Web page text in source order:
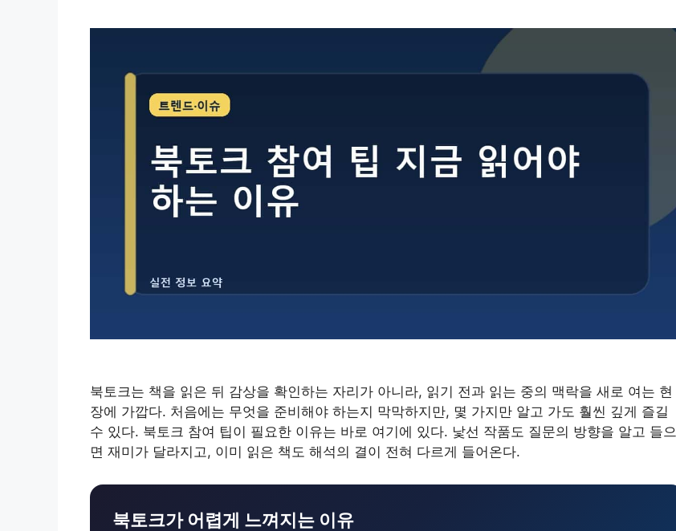
북토크는 책을 읽은 뒤 감상을 확인하는 자리가 아니라, 읽기 전과 읽는 중의 맥락을 새로 여는 현
장에 가깝다. 처음에는 무엇을 준비해야 하는지 막막하지만, 몇 가지만 알고 가도 훨씬 깊게 즐길
수 있다. 북토크 참여 팁이 필요한 이유는 바로 여기에 있다. 낯선 작품도 질문의 방향을 알고 들으
면 재미가 달라지고, 이미 읽은 책도 해석의 결이 전혀 다르게 들어온다.
북토크가 어렵게 느껴지는 이유